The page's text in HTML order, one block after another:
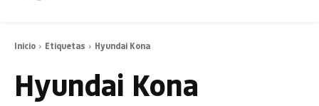
Inicio Etiquetas Hyundai Kona
Hyundai Kona